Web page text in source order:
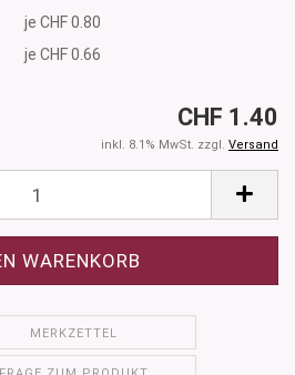
je CHF 0.80
je CHF 0.66
CHF 1.40
inkl. 8.1% MwSt. zzgl. Versand
MERKZETTEL